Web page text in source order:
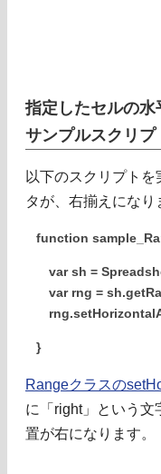
指定したセルの
サンプルスクリプ
以下のスクリプト
タが、右揃えになり
function
var sh =
var rng =
}
Rangeクラスの
に「right」という文
置が右になります。